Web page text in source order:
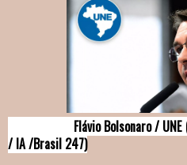
Flávio Bolsonaro / UNE
/ IA /Brasil 247)